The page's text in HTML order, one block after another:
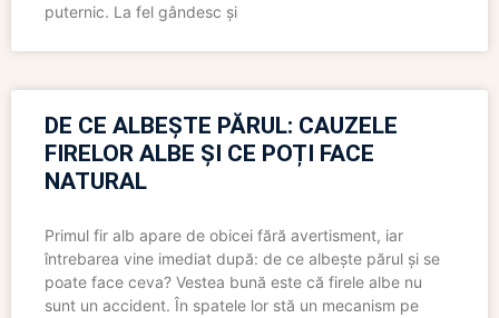
puternic. La fel gândesc și
DE CE ALBEȘTE PĂRUL: CAUZELE
FIRELOR ALBE ȘI CE POȚI FACE
NATURAL
Primul fir alb apare de obicei fără avertisment, iar
întrebarea vine imediat după: de ce albește părul și se
poate face ceva? Vestea bună este că firele albe nu
sunt un accident. În spatele lor stă un mecanism pe